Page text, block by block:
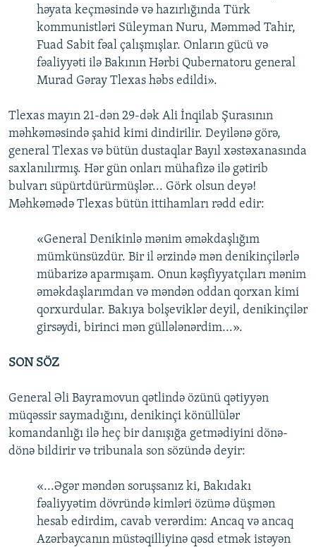
həyata keçməsində və hazırlığında Türk
kommunistləri Süleyman Nuru, Məmməd Tahir,
Fuad Sabit fəal çalışmışlar. Onların gücü və
fəaliyyəti ilə Bakının Hərbi Qubernatoru general
Murad Gəray Tlexas həbs edildi».
Tlexas mayın 21-dən 29-dək Ali İnqilab Şurasının
məhkəməsində şahid kimi dindirilir. Deyilənə görə,
general Tlexas və bütün dustaqlar Bayıl xəstəxanasında
saxlanılırmış. Hər gün onları mühafizə ilə gətirib
bulvarı süpürtdürürmüşlər... Görk olsun deyə!
Məhkəmədə Tlexas bütün ittihamları rədd edir:
«General Denikinlə mənim əməkdaşlığım
mümkünsüzdür. Bir il ərzində mən denikinçilərlə
mübarizə aparmışam. Onun kəşfiyyatçıları mənim
əməkdaşlarımdan və məndən oddan qorxan kimi
qorxurdular. Bakıya bolşeviklər deyil, denikinçilər
girsəydi, birinci mən güllələnərdim...».
SON SÖZ
General Əli Bayramovun qətlində özünü qətiyyən
müqəssir saymadığını, denikinçi könüllülər
komandanlığı ilə heç bir danışığa getmədiyini dönə-
dönə bildirir və tribunala son sözündə deyir:
«...Əgər məndən soruşsanız ki, Bakıdakı
fəaliyyətim dövründə kimləri özümə düşmən
hesab edirdim, cavab verərdim: Ancaq və ancaq
Azərbaycanın müstəqilliyinə qəsd etmək istəyən